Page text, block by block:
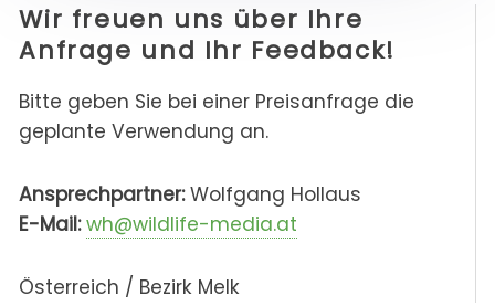
Wir freuen uns über Ihre
Anfrage und Ihr Feedback!
Bitte geben Sie bei einer Preisanfrage die
geplante Verwendung an.
Ansprechpartner:Wolfgang Hollaus
E-Mail: wh@wildlife-media.at
Österreich / Bezirk Melk